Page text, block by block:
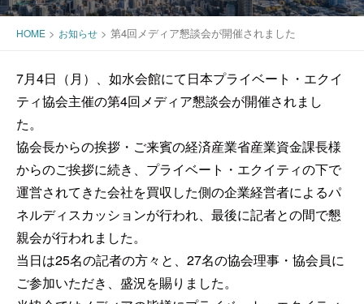
HOME > お知らせ > 第4回メディア懇談会が開催されました
7月4日（月）、如水会館にて日本プライベート・エクイ
ティ協会主催の第4回メディア懇談会が開催されまし
た。
協会長からの挨拶・ご来賓の経済産業省産業資金課長様
からのご挨拶に続き、プライベート・エクイティの下で
運営されてきた会社を買収した側の企業経営者によるパ
ネルディスカッションが行われ、最後に記者との間で懇
親会が行われました。
当日は25名の記者の方々と、27名の協会理事・協会員に
ご参加いただき、盛況を賜りました。